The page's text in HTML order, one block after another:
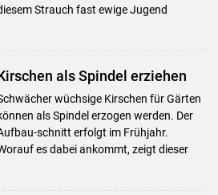
Strauch fast ewige Jugend
als Spindel erziehen
wüchsige Kirschen für Gärten
als Spindel erzogen werden. Der
schnitt erfolgt im Frühjahr.
es dabei ankommt, zeigt dieser